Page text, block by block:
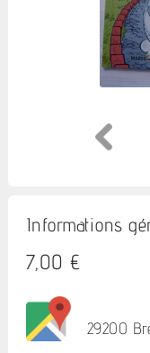
Informations
7,00 €
29200